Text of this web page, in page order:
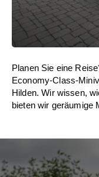
Planen Sie eine
Economy-Class-
Hilden. Wir wissen,
bieten wir geräumige